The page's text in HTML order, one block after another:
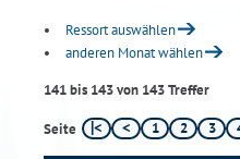
Ressort auswählen
anderen Monat wählen
141 bis 143 von 143 Treffer
Seite 1 2 3